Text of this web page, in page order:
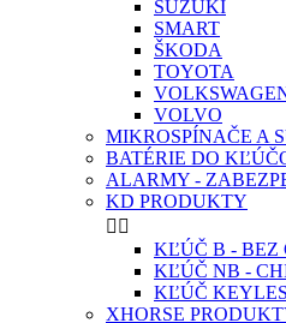
SUZUKI
SMART
ŠKODA
TOYOTA
VOLVO
MIKROSPÍNAČE A
BATÉRIE DO
ALARMY -
KD PRODUKTY
 
KĽÚČ B - BEZ
KĽÚČ NB -
KĽÚČ
XHORSE